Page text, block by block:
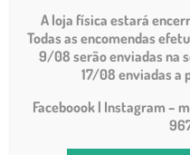
Lana Grossa
Malabrigo
A loja física estará
Todas as encomendas
9/08 serão enviadas na
17/08 enviadas a
Faceboook | Instagram –